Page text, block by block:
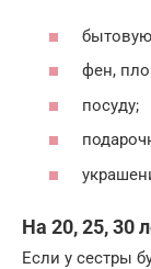
бытовую
фен,
посуду;
На 20, 25, 30
Если у сестры